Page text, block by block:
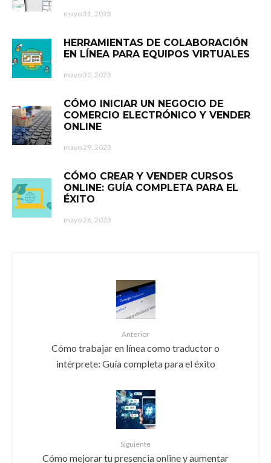
mayo 31, 2023
HERRAMIENTAS DE COLABORACIÓN
EN LÍNEA PARA EQUIPOS VIRTUALES
mayo 30, 2023
CÓMO INICIAR UN NEGOCIO DE
COMERCIO ELECTRÓNICO Y VENDER
ONLINE
mayo 29, 2023
CÓMO CREAR Y VENDER CURSOS
ONLINE: GUÍA COMPLETA PARA EL
ÉXITO
mayo 26, 2023
Anterior
Cómo trabajar en línea como traductor o
intérprete: Guía completa para el éxito
Siguiente
Cómo mejorar tu presencia online y aumentar